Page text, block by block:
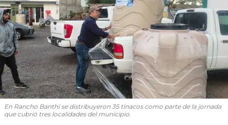
En Rancho Banthí se distribuyeron 35 tinacos como parte de la jornada
que cubrió tres localidades del municipio.